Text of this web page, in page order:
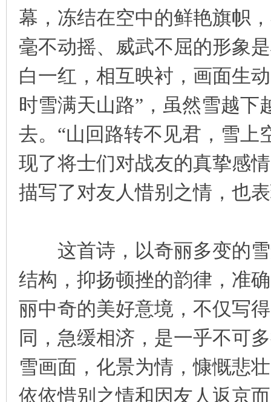
幕，冻结在空中的鲜艳旗帜
毫不动摇、威武不屈的形象
白一红，相互映衬，画面生
时雪满天山路”，虽然雪越
去。“山回路转不见君，雪上
现了将士们对战友的真挚感
描写了对友人惜别之情，也
这首诗，以奇丽多变的雪
结构，抑扬顿挫的韵律，准
丽中奇的美好意境，不仅写
同，急缓相济，是一乎不可
雪画面，化景为情，慷慨悲
依依惜别之情和因友人返京